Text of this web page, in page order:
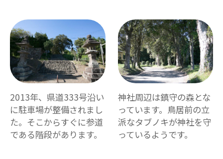
2013年、県道333号沿い
に駐車場が整備されまし
た。そこからすぐに参道
である階段があります。
神社周辺は鎮守の森とな
っています。鳥居前の立
派なタブノキが神社を守
っているようです。